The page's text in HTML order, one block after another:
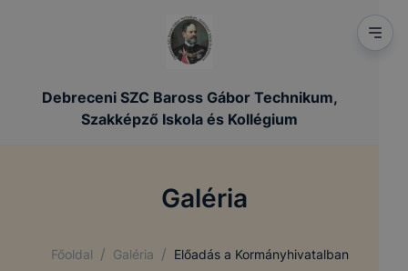
Debreceni SZC Baross Gábor Technikum,
Szakképző Iskola és Kollégium
Galéria
Főoldal / Galéria / Előadás a Kormányhivatalban